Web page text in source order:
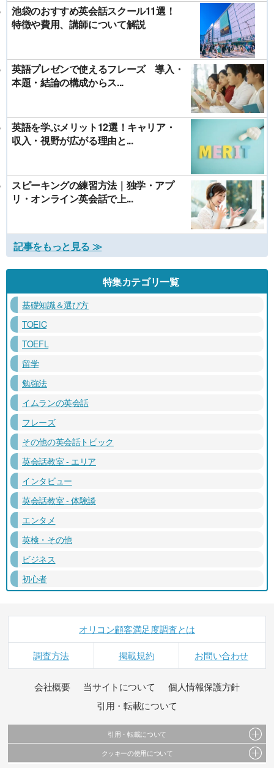
池袋のおすすめ英会話スクール11選！
特徴や費用、講師について解説
英語プレゼンで使えるフレーズ 導入・
本題・結論の構成からス...
英語を学ぶメリット12選！キャリア・
収入・視野が広がる理由と...
スピーキングの練習方法｜独学・アプ
リ・オンライン英会話で上...
記事をもっと見る ≫
特集カテゴリ一覧
基礎知識＆選び方
TOEIC
TOEFL
留学
勉強法
イムランの英会話
フレーズ
その他の英会話トピック
英会話教室 - エリア
インタビュー
英会話教室 - 体験談
エンタメ
英検・その他
ビジネス
初心者
オリコン顧客満足度調査とは
調査方法 掲載規約 お問い合わせ
会社概要 当サイトについて
個人情報保護方針
引用・転載について
引用・転載について
当サイトで公開されている情報（文字、写真、イラスト、画像データ等）及びこれらの配
クッキーの使用について